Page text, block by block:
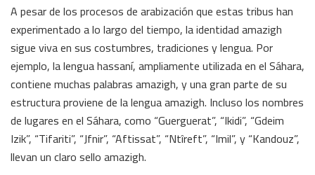
A pesar de los procesos de arabización que estas tribus han
experimentado a lo largo del tiempo, la identidad amazigh
sigue viva en sus costumbres, tradiciones y lengua. Por
ejemplo, la lengua hassaní, ampliamente utilizada en el Sáhara,
contiene muchas palabras amazigh, y una gran parte de su
estructura proviene de la lengua amazigh. Incluso los nombres
de lugares en el Sáhara, como “Guerguerat”, “Ikidi”, “Gdeim
Izik”, “Tifariti”, “Jfnir”, “Aftissat”, “Ntîreft”, “Imil”, y “Kandouz”,
llevan un claro sello amazigh.